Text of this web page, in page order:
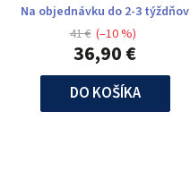
Na objednávku do 2-3 týždňov
36,90 €
41 € (–10 %)
DO KOŠÍKA